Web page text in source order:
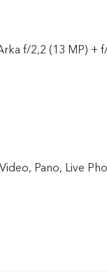
f/2,2 (13 MP) +
Pano, Live